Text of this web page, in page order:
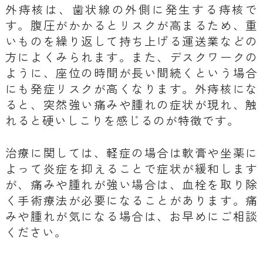
外痔核は、歯状線の外側に発生する痔核で
す。腹圧がかかるとリスクが高まるため、重
いものを繰り返して持ち上げる運送業などの
方によくみられます。また、デスクワークの
ように、座位の時間が長い間続くという場合
にも発症リスクが高くなります。外痔核にな
ると、突然強い痛みや腫れの症状が現れ、触
れると硬いしこりを感じるのが特徴です。
治療に関しては、軽症の場合は軟膏や坐薬に
よって炎症を抑えることで症状が緩和します
が、痛みや腫れが強い場合は、血栓を取り除
く手術療法が必要になることがあります。痛
みや腫れが気になる場合は、お早めにご相談
ください。